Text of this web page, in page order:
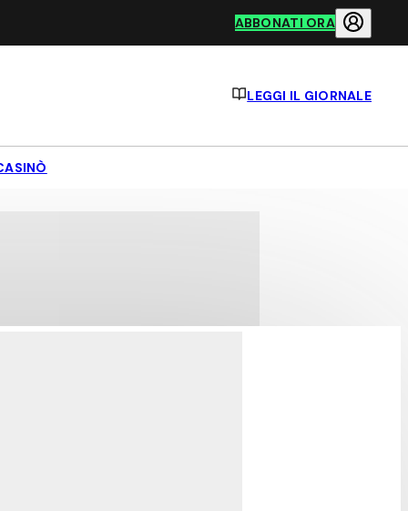
ABBONATI ORA
LEGGI IL GIORNALE